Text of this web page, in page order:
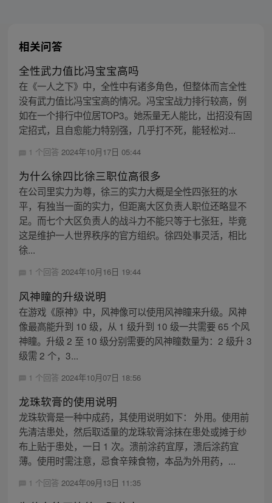
相关问答
全性武力值比冯宝宝高吗
在《一人之下》中，全性中有诸多角色，但整体而言全性
没有武力值比冯宝宝高的情况。冯宝宝战力排行较高，例
如在一个排行中位居TOP3。她炁量无人能比，出招没有固
定招式，且自愈能力特别强，几乎打不死，能轻松对...
1 个回答 2024年10月17日 05:44
为什么徐四比徐三职位高很多
在公司里实力为尊，徐三的实力大概是全性四张狂的水
平，有独当一面的实力，但距离大区负责人职位还略显不
足。而七个大区负责人的战斗力不能只等于七张狂，毕竟
这是维护一人世界秩序的官方组织。徐四处事灵活，相比
徐...
1 个回答 2024年10月16日 19:44
风神瞳的升级说明
在游戏《原神》中，风神像可以使用风神瞳来升级。风神
像最高能升到 10 级，从 1 级升到 10 级一共需要 65 个风
神瞳。升级 2 至 10 级分别需要的风神瞳数量为：2 级升 3
级需 2 个，3...
1 个回答 2024年10月07日 18:56
龙珠软膏的使用说明
龙珠软膏是一种中成药，其使用说明如下： 外用。使用前
先清洁患处，然后取适量的龙珠软膏涂抹在患处或摊于纱
布上贴于患处，一日 1 次。溃前涂药宜厚，溃后涂药宜
薄。使用时需注意，忌食辛辣食物，本品为外用药，...
1 个回答 2024年09月13日 11:35